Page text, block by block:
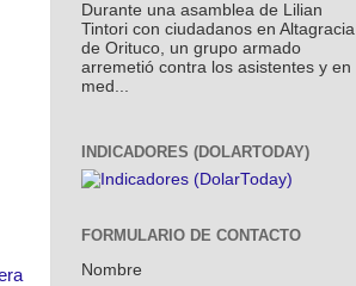
Durante una asamblea de Lilian
Tintori con ciudadanos en Altagracia
de Orituco, un grupo armado
arremetió contra los asistentes y en
med...
INDICADORES (DOLARTODAY)
FORMULARIO DE CONTACTO
Nombre